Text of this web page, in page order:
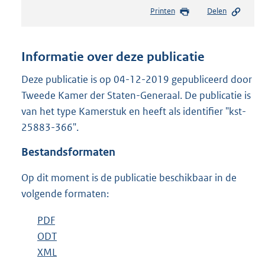
s
d
s
r
o
:
Printen Delen
Informatie over deze publicatie
Deze publicatie is op 04-12-2019 gepubliceerd door
Tweede Kamer der Staten-Generaal. De publicatie is
van het type Kamerstuk en heeft als identifier "kst-
25883-366".
Bestandsformaten
Op dit moment is de publicatie beschikbaar in de
volgende formaten:
D
o
w
PDF
e
s
D
o
ODT
D
XML